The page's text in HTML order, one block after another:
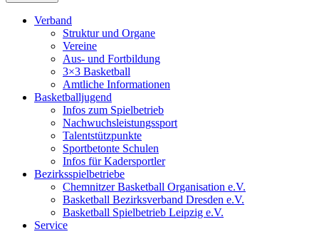
Verband
Struktur und Organe
Vereine
Aus- und Fortbildung
3×3 Basketball
Amtliche Informationen
Basketballjugend
Infos zum Spielbetrieb
Nachwuchsleistungssport
Talentstützpunkte
Sportbetonte Schulen
Infos für Kadersportler
Bezirksspielbetriebe
Chemnitzer Basketball Organisation e.V.
Basketball Bezirksverband Dresden e.V.
Basketball Spielbetrieb Leipzig e.V.
Service